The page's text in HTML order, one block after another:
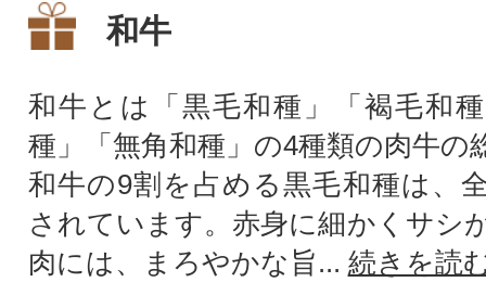
和牛
和牛とは「黒毛和種」「褐毛和
種」「無角和種」の4種類の肉牛の
和牛の9割を占める黒毛和種は、
されています。赤身に細かくサシ
肉には、まろやかな旨... 続きを読